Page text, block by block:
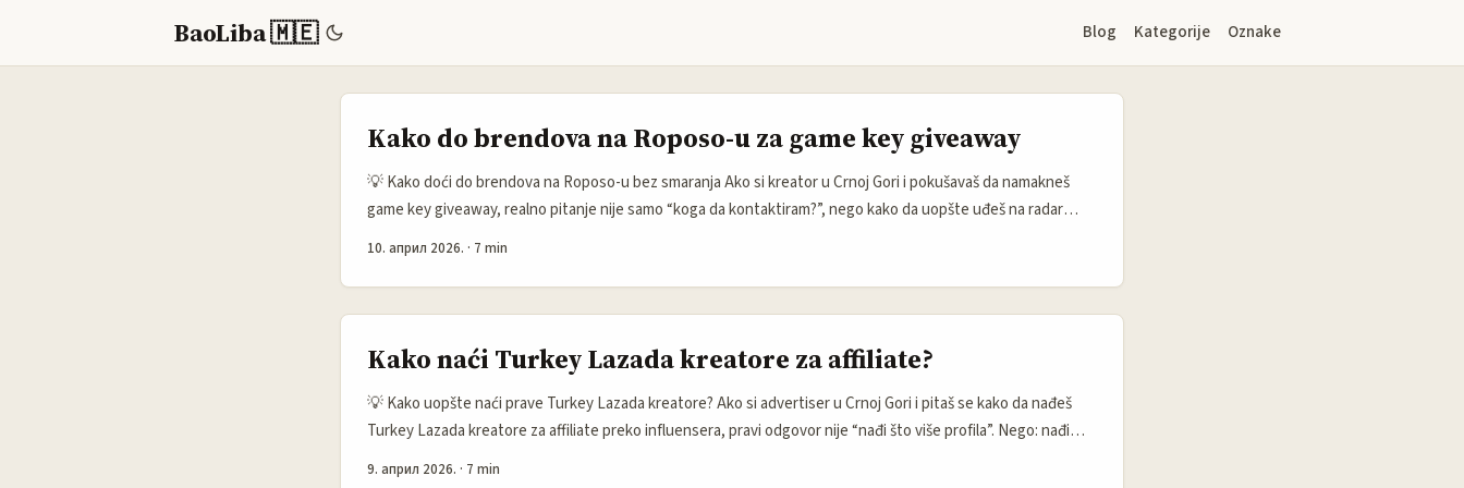
BaoLiba 🇲🇪 Blog Kategorije Oznake
Kako do brendova na Roposo-u za game key giveaway
💡 Kako doći do brendova na Roposo-u bez smaranja Ako si kreator u Crnoj Gori i pokušavaš da namakneš
game key giveaway, realno pitanje nije samo “koga da kontaktiram?”, nego kako da uopšte uđeš na radar
brenda. Na Roposo-u to nije magija, ali nije ni random spam. Najbolje prolaze oni koji znaju da spoje tri stvari:
10. април 2026. · 7 min
Kako naći Turkey Lazada kreatore za affiliate?
💡 Kako uopšte naći prave Turkey Lazada kreatore? Ako si advertiser u Crnoj Gori i pitaš se kako da nađeš
Turkey Lazada kreatore za affiliate preko influensera, pravi odgovor nije “nađi što više profila”. Nego: nađi
ljude koji već imaju povjerenje publike i znaju da pretvore pažnju u klik, pa u kupovinu. Tu je fora što
9. април 2026. · 7 min